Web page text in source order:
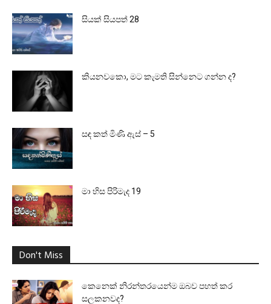
සියක් සියපත් 28
කියනවකො, මට කැමති සින්නෙට ගන්න ද?
සඳ කත් මිණි ඇස් – 5
මා හිස පිරිමැද 19
Don't Miss
කෙනෙක් නිරන්තරයෙන්ම ඔබව පහත් කර
සලකනවද?